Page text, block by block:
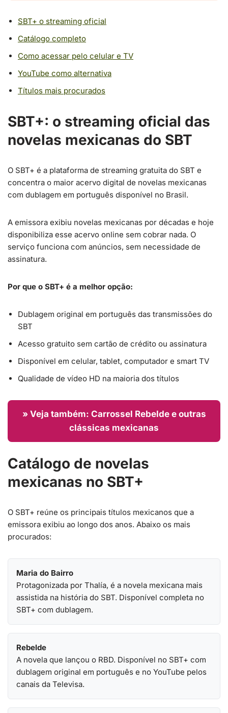
SBT+ o streaming oficial
Catálogo completo
Como acessar pelo celular e TV
YouTube como alternativa
Títulos mais procurados
SBT+: o streaming oficial das
novelas mexicanas do SBT
O SBT+ é a plataforma de streaming gratuita do SBT e
concentra o maior acervo digital de novelas mexicanas
com dublagem em português disponível no Brasil.
A emissora exibiu novelas mexicanas por décadas e hoje
disponibiliza esse acervo online sem cobrar nada. O
serviço funciona com anúncios, sem necessidade de
assinatura.
Por que o SBT+ é a melhor opção:
Dublagem original em português das transmissões do
SBT
Acesso gratuito sem cartão de crédito ou assinatura
Disponível em celular, tablet, computador e smart TV
Qualidade de vídeo HD na maioria dos títulos
» Veja também: Carrossel Rebelde e outras
clássicas mexicanas
Catálogo de novelas
mexicanas no SBT+
O SBT+ reúne os principais títulos mexicanos que a
emissora exibiu ao longo dos anos. Abaixo os mais
procurados:
Maria do Bairro
Protagonizada por Thalía, é a novela mexicana mais
assistida na história do SBT. Disponível completa no
SBT+ com dublagem.
Rebelde
A novela que lançou o RBD. Disponível no SBT+ com
dublagem original em português e no YouTube pelos
canais da Televisa.